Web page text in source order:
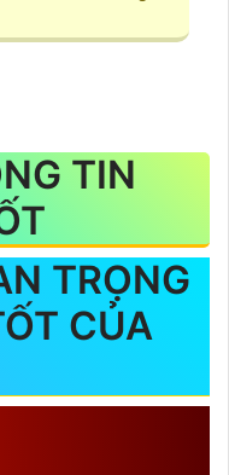
TIN
TRỌNG
CỦA